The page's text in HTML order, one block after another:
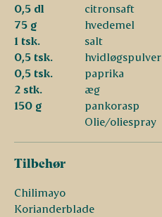
0,5 dl
citronsaft
75 g
hvedemel
1 tsk.
salt
0,5 tsk.
hvidløgspulver
0,5 tsk.
paprika
2 stk.
æg
150 g
pankorasp
Olie/oliespray
Tilbehør
Chilimayo
Korianderblade